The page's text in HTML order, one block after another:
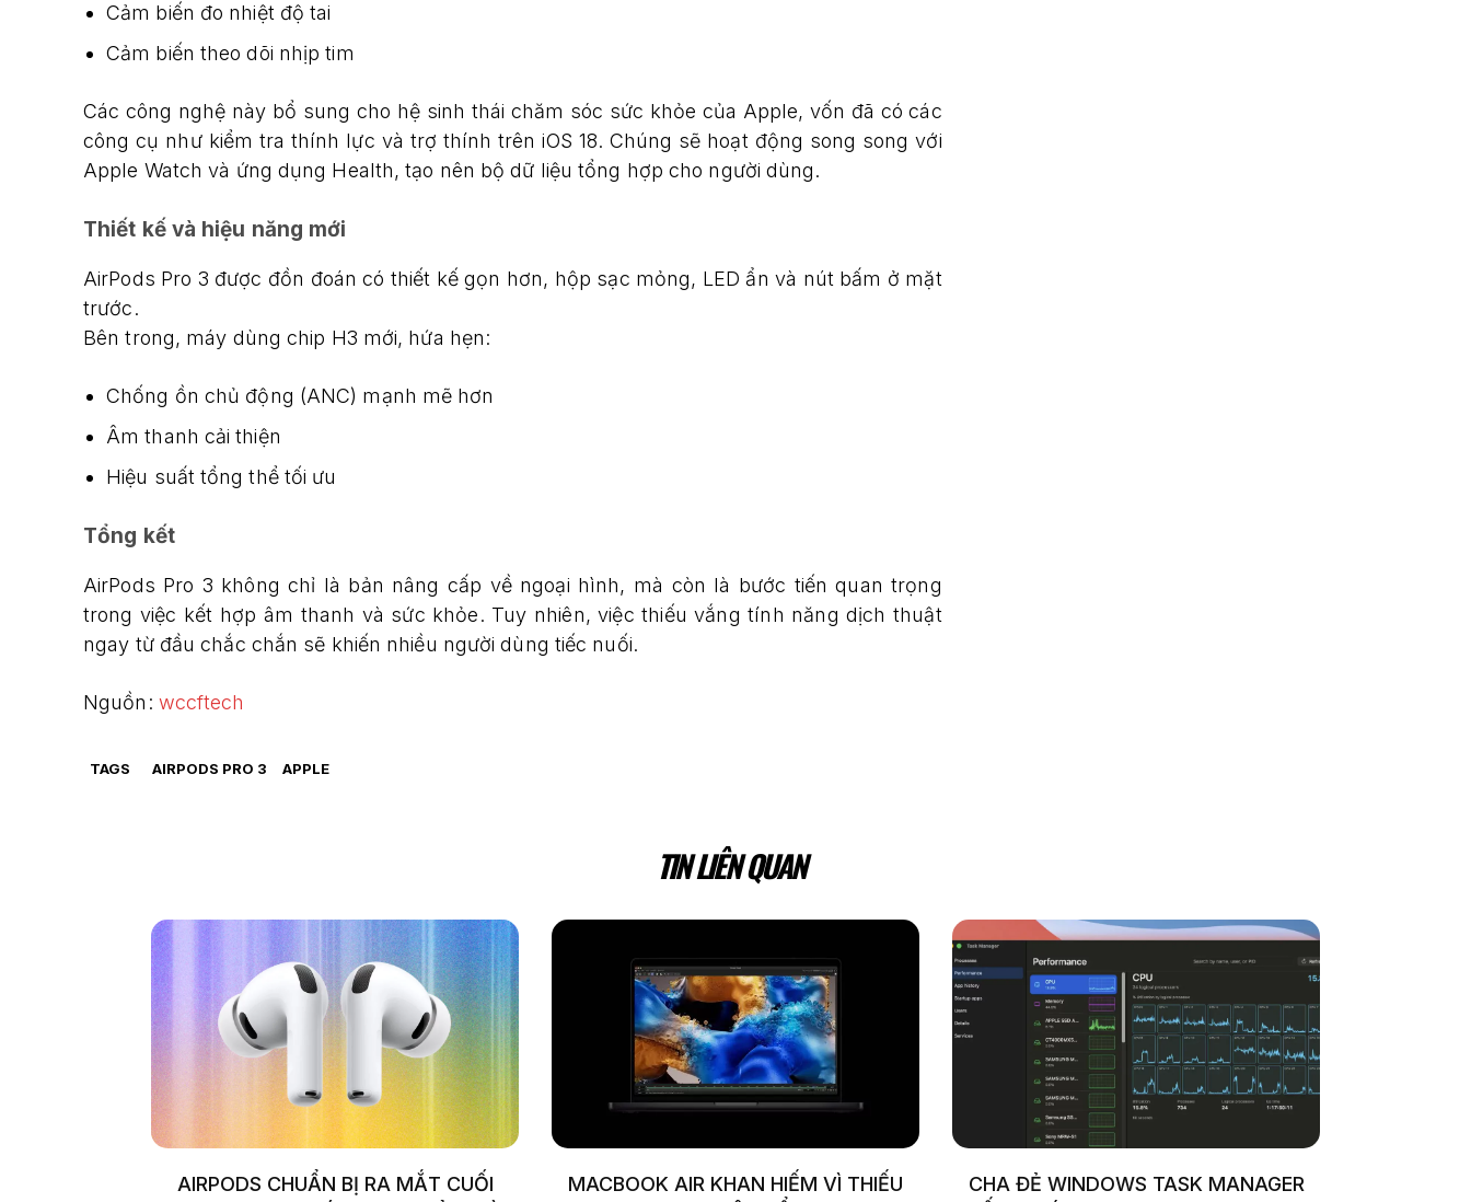
Cảm biến đo nhiệt độ tai
Cảm biến theo dõi nhịp tim
Các công nghệ này bổ sung cho hệ sinh thái chăm sóc sức khỏe của Apple, vốn đã có các
công cụ như kiểm tra thính lực và trợ thính trên iOS 18. Chúng sẽ hoạt động song song với
Apple Watch và ứng dụng Health, tạo nên bộ dữ liệu tổng hợp cho người dùng.
Thiết kế và hiệu năng mới
AirPods Pro 3 được đồn đoán có thiết kế gọn hơn, hộp sạc mỏng, LED ẩn và nút bấm ở mặt
trước.
Bên trong, máy dùng chip H3 mới, hứa hẹn:
Chống ồn chủ động (ANC) mạnh mẽ hơn
Âm thanh cải thiện
Hiệu suất tổng thể tối ưu
Tổng kết
AirPods Pro 3 không chỉ là bản nâng cấp về ngoại hình, mà còn là bước tiến quan trọng
trong việc kết hợp âm thanh và sức khỏe. Tuy nhiên, việc thiếu vắng tính năng dịch thuật
ngay từ đầu chắc chắn sẽ khiến nhiều người dùng tiếc nuối.
Nguồn: wccftech
TAGS AIRPODS PRO 3 APPLE
TIN LIÊN QUAN
AIRPODS CHUẨN BỊ RA MẮT CUỐI
MACBOOK AIR KHAN HIẾM VÌ THIẾU
CHA ĐẺ WINDOWS TASK MANAGER